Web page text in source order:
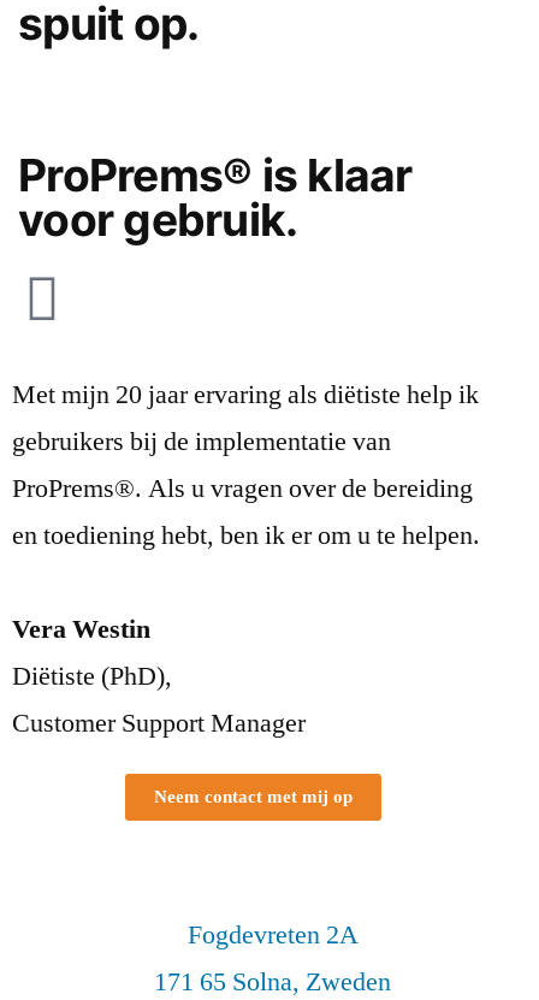
spuit op.
ProPrems® is klaar
voor gebruik.
Met mijn 20 jaar ervaring als diëtiste help ik
gebruikers bij de implementatie van
ProPrems®. Als u vragen over de bereiding
en toediening hebt, ben ik er om u te helpen.
Vera Westin
Diëtiste (PhD),
Customer Support Manager
Neem contact met mij op
Fogdevreten 2A
171 65 Solna, Zweden